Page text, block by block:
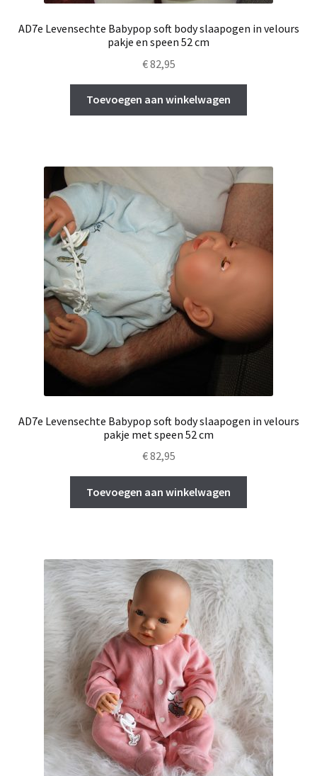
AD7e Levensechte Babypop soft body slaapogen in velours
pakje en speen 52 cm
€82,95
Toevoegen aan winkelwagen
AD7e Levensechte Babypop soft body slaapogen in velours
pakje met speen 52 cm
€82,95
Toevoegen aan winkelwagen